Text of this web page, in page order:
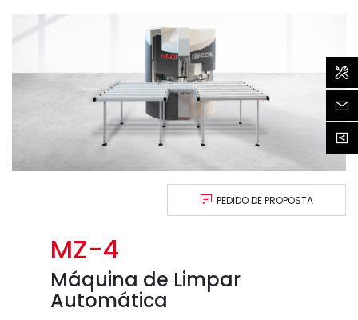
PEDIDO DE PROPOSTA
MZ-4
Máquina de Limpar
Automática